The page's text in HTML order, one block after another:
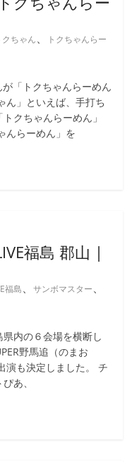
クちゃん、
トクちゃんらー
「トクちゃんらーめん
ん」といえば、手打ち
クちゃんらーめん」
んらーめん」を
福島 郡山 |
福島、サンボマスター、
内の６会場を横断し
野馬追（のまお
演も決定しました。 チ
あ、